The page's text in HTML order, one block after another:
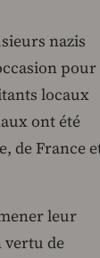
nazis
pour
locaux
ont été
de France
leur
vertu de